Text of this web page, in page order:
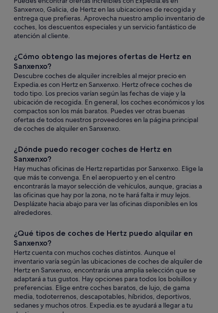
Sanxenxo, Galicia, de Hertz en las ubicaciones de recogida y
entrega que prefieras. Aprovecha nuestro amplio inventario de
coches, los descuentos especiales y un servicio fantástico de
atención al cliente.
¿Cómo obtengo las mejores ofertas de Hertz en
Sanxenxo?
Descubre coches de alquiler increíbles al mejor precio en
Expedia.es con Hertz en Sanxenxo. Hertz ofrece coches de
todo tipo. Los precios varían según las fechas de viaje y la
ubicación de recogida. En general, los coches económicos y los
compactos son los más baratos. Puedes ver otras buenas
ofertas de todos nuestros proveedores en la página principal
de coches de alquiler en Sanxenxo.
¿Dónde puedo recoger coches de Hertz en
Sanxenxo?
Hay muchas oficinas de Hertz repartidas por Sanxenxo. Elige la
que más te convenga. En el aeropuerto y en el centro
encontrarás la mayor selección de vehículos, aunque, gracias a
las oficinas que hay por la zona, no te hará falta ir muy lejos.
Desplázate hacia abajo para ver las oficinas disponibles en los
alrededores.
¿Qué tipos de coches de Hertz puedo alquilar en
Sanxenxo?
Hertz cuenta con muchos coches distintos. Aunque el
inventario varía según las ubicaciones de coches de alquiler de
Hertz en Sanxenxo, encontrarás una amplia selección que se
adaptará a tus gustos. Hay opciones para todos los bolsillos y
preferencias. Elige entre coches baratos, de lujo, de gama
media, todoterrenos, descapotables, híbridos, deportivos,
sedanes y muchos otros. Expedia.es te ayudará a llegar a tu